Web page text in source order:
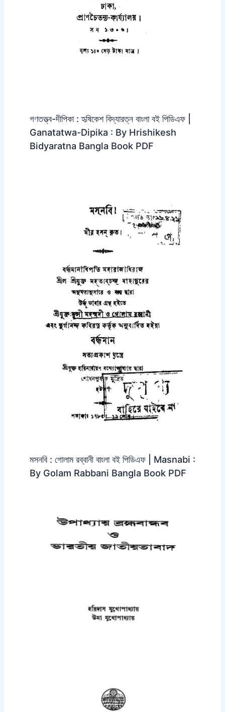
গণতত্ত্ব-দীপিকা : হৃষিকেশ বিদ্যারত্ন বাংলা বই পিডিএফ |
Ganatatwa-Dipika : By Hrishikesh
Bidyaratna Bangla Book PDF
মসনবি : গোলাম রব্বানী বাংলা বই পিডিএফ | Masnabi :
By Golam Rabbani Bangla Book PDF